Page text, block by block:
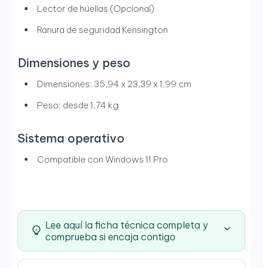
Lector de huellas (Opcional)
Ranura de seguridad Kensington
Dimensiones y peso
Dimensiones: 35,94 x 23,39 x 1,99 cm
Peso: desde 1,74 kg
Sistema operativo
Compatible con Windows 11 Pro
Lee aquí la ficha técnica completa y
comprueba si encaja contigo